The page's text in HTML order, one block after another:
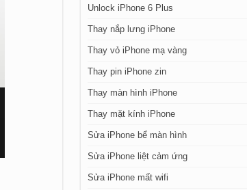
Unlock iPhone 6 Plus
Thay nắp lưng iPhone
Thay vỏ iPhone mạ vàng
Thay pin iPhone zin
Thay màn hình iPhone
Thay mặt kính iPhone
Sửa iPhone bể màn hình
Sửa iPhone liệt cảm ứng
Sửa iPhone mất wifi